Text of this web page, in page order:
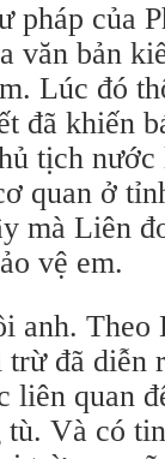
pháp của
văn bản
Lúc đó
đã khiến
tịch
quan ở
mà Liên
vệ em.
anh. Theo
đã diễn
liên quan
Và có